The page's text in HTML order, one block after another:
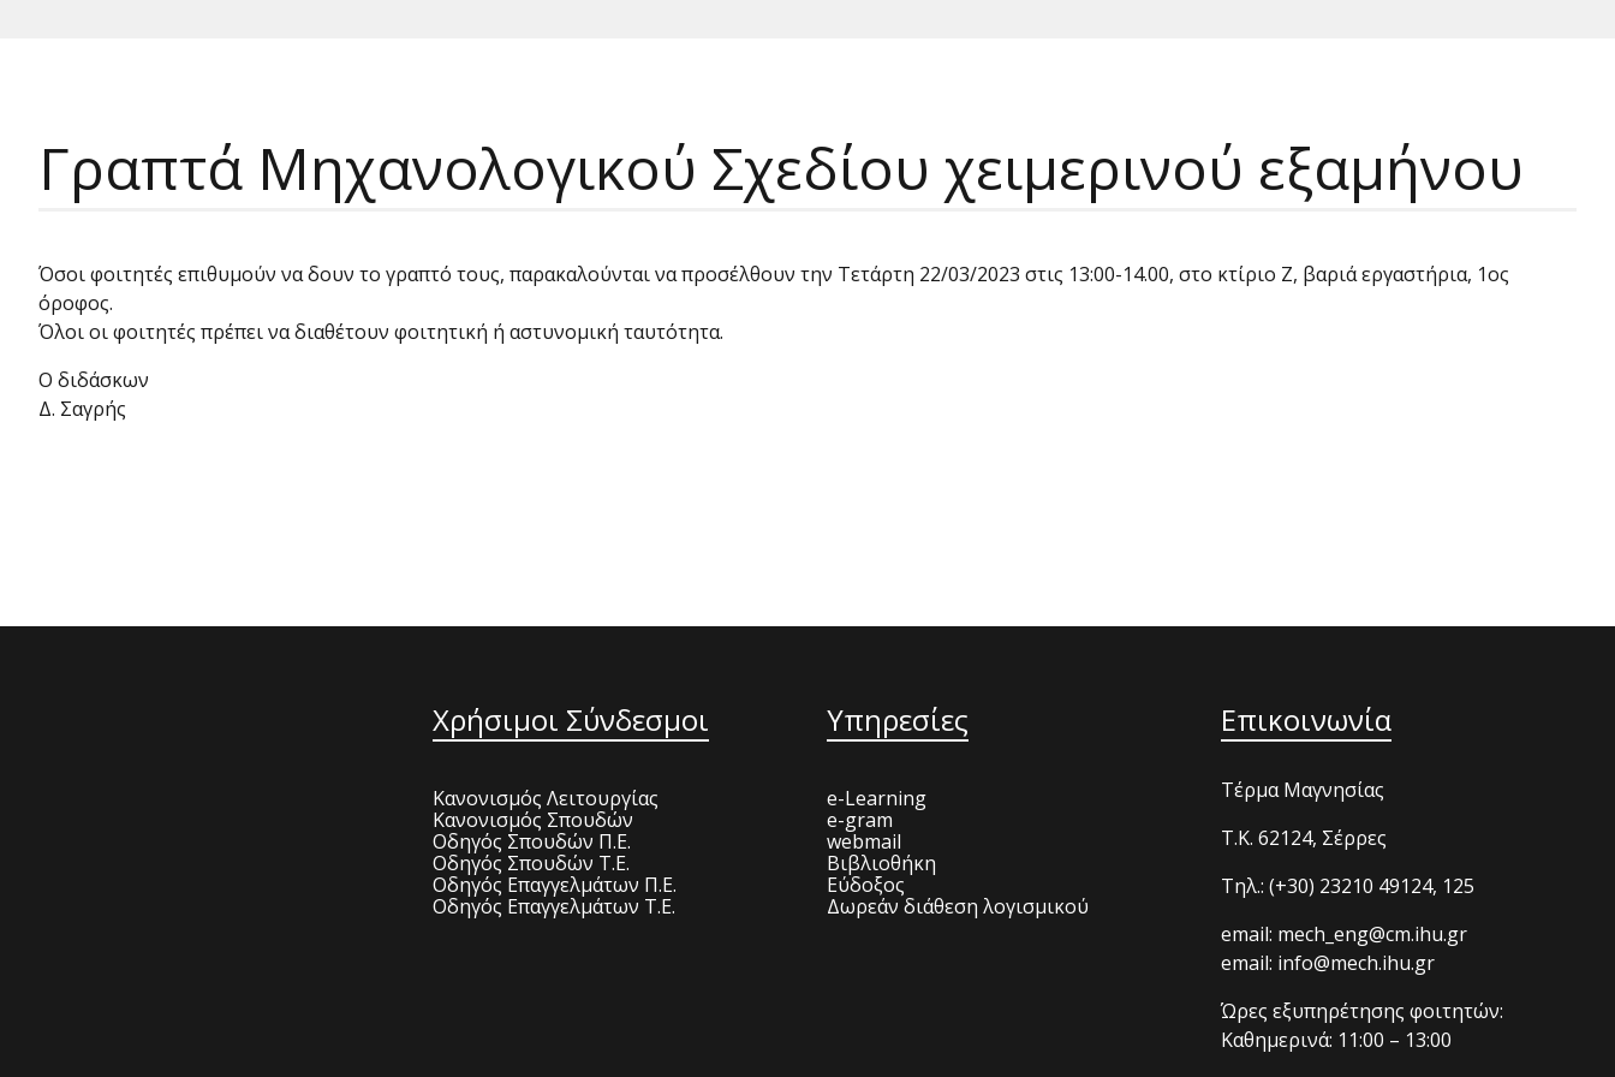
Γραπτά Μηχανολογικού Σχεδίου χειμερινού εξαμήνου
Όσοι φοιτητές επιθυμούν να δουν το γραπτό τους, παρακαλούνται να προσέλθουν την Τετάρτη 22/03/2023 στις 13:00-14.00, στο κτίριο Ζ, βαριά εργαστήρια, 1ος
όροφος.
Όλοι οι φοιτητές πρέπει να διαθέτουν φοιτητική ή αστυνομική ταυτότητα.
Ο διδάσκων
Δ. Σαγρής
Χρήσιμοι Σύνδεσμοι
Κανονισμός Λειτουργίας
Κανονισμός Σπουδών
Οδηγός Σπουδών Π.Ε.
Οδηγός Σπουδών Τ.Ε.
Οδηγός Επαγγελμάτων Π.Ε.
Οδηγός Επαγγελμάτων Τ.Ε.
Υπηρεσίες
e-Learning
e-gram
webmail
Βιβλιοθήκη
Εύδοξος
Δωρεάν διάθεση λογισμικού
Επικοινωνία
Τέρμα Μαγνησίας
T.K. 62124, Σέρρες
Τηλ.: (+30) 23210 49124, 125
email: mech_eng@cm.ihu.gr
email: info@mech.ihu.gr
Ώρες εξυπηρέτησης φοιτητών:
Καθημερινά: 11:00 – 13:00